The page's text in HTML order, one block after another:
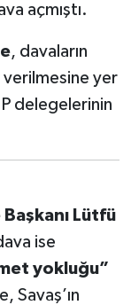
açmıştı.
, davaların
yer
delegelerinin
Lütfü
ise
yokluğu”
Savaş’ın